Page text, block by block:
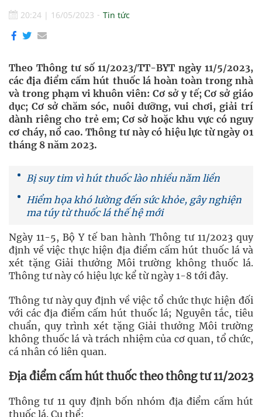
20:24 | 16/05/2023 Tin tức
Theo Thông tư số 11/2023/TT-BYT ngày 11/5/2023,
các địa điểm cấm hút thuốc lá hoàn toàn trong nhà
và trong phạm vi khuôn viên: Cơ sở y tế; Cơ sở giáo
dục; Cơ sở chăm sóc, nuôi dưỡng, vui chơi, giải trí
dành riêng cho trẻ em; Cơ sở hoặc khu vực có nguy
cơ cháy, nổ cao. Thông tư này có hiệu lực từ ngày 01
tháng 8 năm 2023.
Bị suy tim vì hút thuốc lào nhiều năm liền
Hiểm họa khó lường đến sức khỏe, gây nghiện
ma túy từ thuốc lá thế hệ mới
Ngày 11-5, Bộ Y tế ban hành Thông tư 11/2023 quy
định về việc thực hiện địa điểm cấm hút thuốc lá và
xét tặng Giải thưởng Môi trường không thuốc lá.
Thông tư này có hiệu lực kể từ ngày 1-8 tới đây.
Thông tư này quy định về việc tổ chức thực hiện đối
với các địa điểm cấm hút thuốc lá; Nguyên tắc, tiêu
chuẩn, quy trình xét tặng Giải thưởng Môi trường
không thuốc lá và trách nhiệm của cơ quan, tổ chức,
cá nhân có liên quan.
Địa điểm cấm hút thuốc theo thông tư 11/2023
Thông tư 11 quy định bốn nhóm địa điểm cấm hút
thuốc lá. Cụ thể: